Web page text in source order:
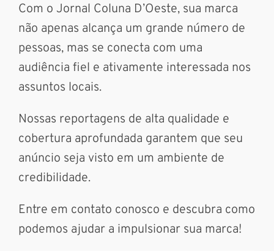
Com o Jornal Coluna D’Oeste, sua marca
não apenas alcança um grande número de
pessoas, mas se conecta com uma
audiência fiel e ativamente interessada nos
assuntos locais.
Nossas reportagens de alta qualidade e
cobertura aprofundada garantem que seu
anúncio seja visto em um ambiente de
credibilidade.
Entre em contato conosco e descubra como
podemos ajudar a impulsionar sua marca!